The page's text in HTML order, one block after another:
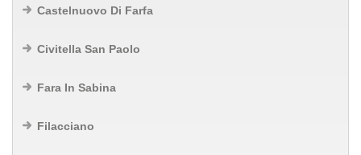
Castelnuovo Di Farfa
Civitella San Paolo
Fara In Sabina
Filacciano